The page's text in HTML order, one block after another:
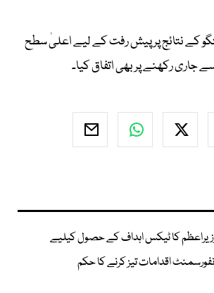
کے نتائج پر پیش رفت کے لیے اعلیٰ سطح
جاری رکھنے پر بھی اتفاق کیا۔
کا ٹیکس اہداف کے حصول کیلیے
اقدامات تیز کرنے کا حکم